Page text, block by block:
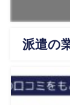
派遣の